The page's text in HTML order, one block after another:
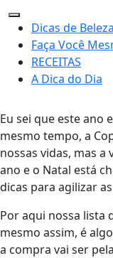
Dicas de Beleza
Faça Você
RECEITAS
A Dica do Dia
Eu sei que este ano
mesmo tempo, a
nossas vidas, mas
ano e o Natal está
dicas para agilizar
Por aqui nossa lista
mesmo assim, é
a compra vai ser